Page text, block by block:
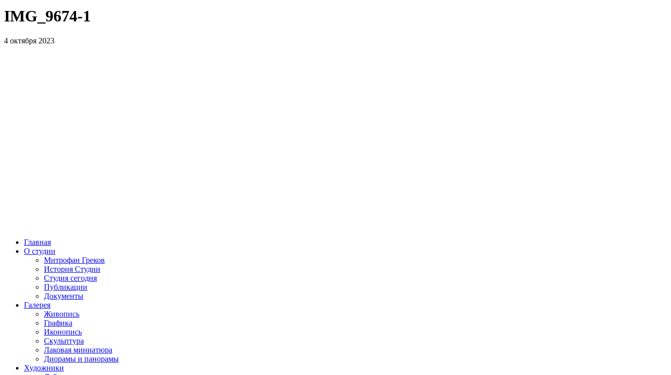
IMG_9674‑1
4 октября 2023
Главная
О студии
Митрофан Греков
История Студии
Студия сегодня
Публикации
Документы
Галерея
Живопись
Графика
Иконопись
Скульптура
Лаковая миниатюра
Диорамы и панорамы
Художники